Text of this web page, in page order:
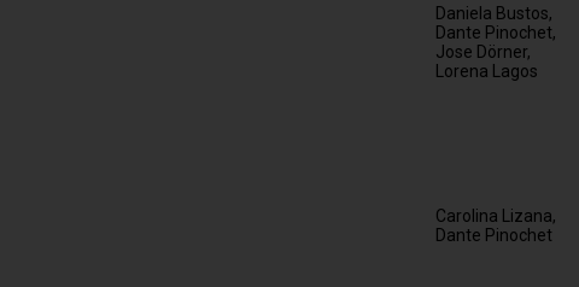
Daniela Bustos,
Dante Pinochet,
Jose Dörner,
Lorena Lagos
Carolina Lizana,
Dante Pinochet